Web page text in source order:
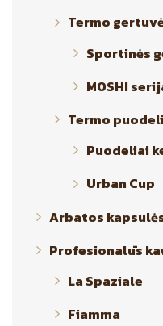
Termo
Sportinės
MOSHI
Termo
Puodeliai
Urban Cup
Arbatos
Profesionalūs
La Spaziale
Fiamma